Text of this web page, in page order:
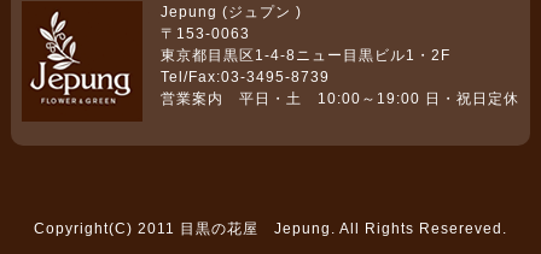
Jepung (ジュプン )
〒153-0063
東京都目黒区1-4-8ニュー目黒ビル1・2F
Tel/Fax:03-3495-8739
営業案内 平日・土 10:00～19:00 日・祝日定休
Copyright(C) 2011 目黒の花屋 Jepung. All Rights Resereved.